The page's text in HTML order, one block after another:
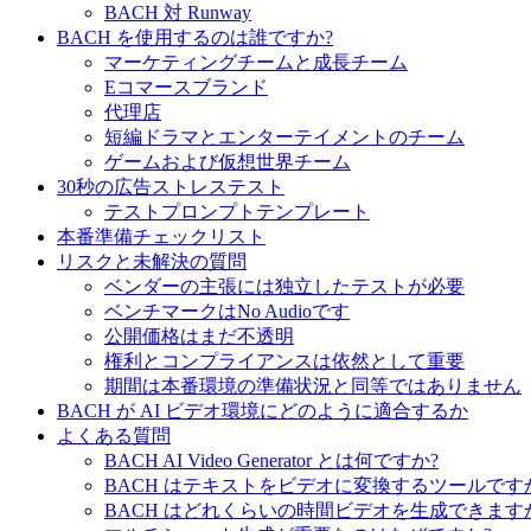
BACH 対 Runway
BACH を使用するのは誰ですか?
マーケティングチームと成長チーム
Eコマースブランド
代理店
短編ドラマとエンターテイメントのチーム
ゲームおよび仮想世界チーム
30秒の広告ストレステスト
テストプロンプトテンプレート
本番準備チェックリスト
リスクと未解決の質問
ベンダーの主張には独立したテストが必要
ベンチマークはNo Audioです
公開価格はまだ不透明
権利とコンプライアンスは依然として重要
期間は本番環境の準備状況と同等ではありません
BACH が AI ビデオ環境にどのように適合するか
よくある質問
BACH AI Video Generator とは何ですか?
BACH はテキストをビデオに変換するツールです
BACH はどれくらいの時間ビデオを生成できます